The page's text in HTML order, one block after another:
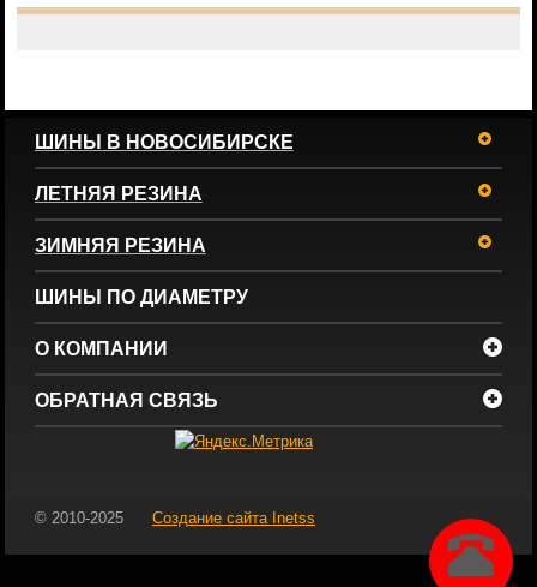
ШИНЫ В НОВОСИБИРСКЕ
ЛЕТНЯЯ РЕЗИНА
ЗИМНЯЯ РЕЗИНА
ШИНЫ ПО ДИАМЕТРУ
О КОМПАНИИ
ОБРАТНАЯ СВЯЗЬ
© 2010-2025 Создание сайта Inetss